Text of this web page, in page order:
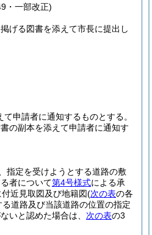
・一部改正)
げる図書を添えて市長に提出し
申請者に通知するものとする。
の副本を添えて申請者に通知す
指定を受けようとする道路の敷
者について第4号様式による承
付近見取図及び地籍図(次の表の各
道路及び当該道路の位置の指定
いと認めた場合は、 次の表の3